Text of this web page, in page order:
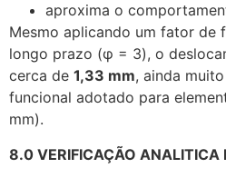
aproxima o
Mesmo aplicando um fator de
longo prazo (φ = 3), o
cerca de 1,33 mm, ainda
funcional adotado para
mm).
8.0 VERIFICAÇÃO ANALITICA